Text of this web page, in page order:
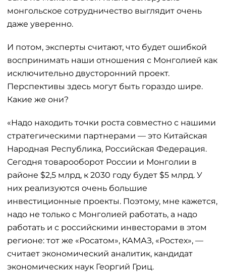
монгольское сотрудничество выглядит очень
даже уверенно.
И потом, эксперты считают, что будет ошибкой
воспринимать наши отношения с Монголией как
исключительно двусторонний проект.
Перспективы здесь могут быть гораздо шире.
Какие же они?
«Надо находить точки роста совместно с нашими
стратегическими партнерами — это Китайская
Народная Республика, Российская Федерация.
Сегодня товарооборот России и Монголии в
районе $2,5 млрд, к 2030 году будет $5 млрд. У
них реализуются очень большие
инвестиционные проекты. Поэтому, мне кажется,
надо не только с Монголией работать, а надо
работать и с российскими инвесторами в этом
регионе: тот же «Росатом», КАМАЗ, «Ростех», —
считает экономический аналитик, кандидат
экономических наук Георгий Гриц.